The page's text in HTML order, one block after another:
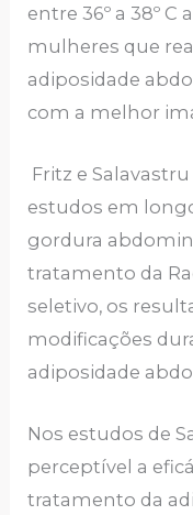
entre 36º a 38º C
mulheres que
adiposidade
com a melhor
Fritz e
estudos em
gordura
tratamento da
seletivo, os
modificações
adiposidade
Nos estudos de
perceptível a
tratamento da